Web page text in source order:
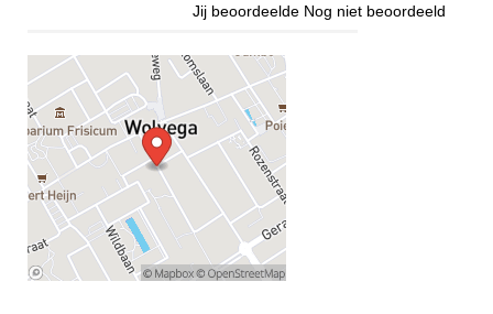
Jij beoordeelde Nog niet beoordeeld